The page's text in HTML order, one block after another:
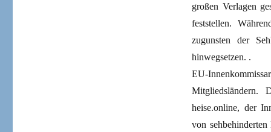
großen Verlagen
feststellen.
zugunsten der
hinwegsetzen. .
EU-
Mitgliedsländern.
heise.online, der
von